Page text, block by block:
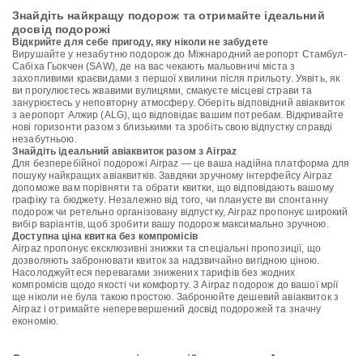
Знайдіть найкращу подорож та отримайте ідеальний
досвід подорожі
Відкрийте для себе пригоду, яку ніколи не забудете
Вирушайте у незабутню подорож до Міжнародний аеропорт Стамбул-
Сабіха Гьокчен (SAW), де на вас чекають мальовничі міста з
захопливими краєвидами з першої хвилини після прильоту. Уявіть, як
ви прогулюєтесь жвавими вулицями, смакуєте місцеві страви та
занурюєтесь у неповторну атмосферу. Оберіть відповідний авіаквиток
з аеропорт Алжир (ALG), що відповідає вашим потребам. Відкривайте
нові горизонти разом з близькими та зробіть свою відпустку справді
незабутньою.
Знайдіть ідеальний авіаквиток разом з Airpaz
Для безперебійної подорожі Airpaz — це ваша надійна платформа для
пошуку найкращих авіаквитків. Завдяки зручному інтерфейсу Airpaz
допоможе вам порівняти та обрати квитки, що відповідають вашому
графіку та бюджету. Незалежно від того, чи плануєте ви спонтанну
подорож чи ретельно організовану відпустку, Airpaz пропонує широкий
вибір варіантів, щоб зробити вашу подорож максимально зручною.
Доступна ціна квитка без компромісів
Airpaz пропонує ексклюзивні знижки та спеціальні пропозиції, що
дозволяють забронювати квиток за надзвичайно вигідною ціною.
Насолоджуйтеся перевагами знижених тарифів без жодних
компромісів щодо якості чи комфорту. З Airpaz подорож до вашої мрії
ще ніколи не була такою простою. Забронюйте дешевий авіаквиток з
Airpaz і отримайте неперевершений досвід подорожей та значну
економію.